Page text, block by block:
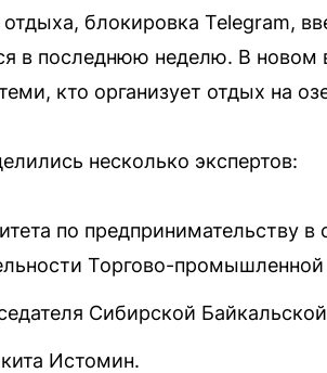
блокировка Telegram,
в последнюю неделю. В
кто организует отдых на
несколько экспертов:
по предпринимательству
Торгово-
Сибирской
Истомин.